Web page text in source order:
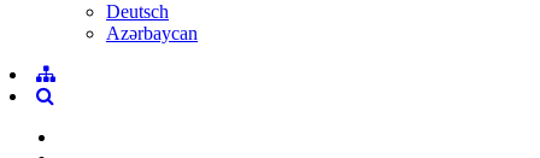
Deutsch
Azərbaycan